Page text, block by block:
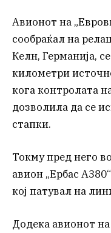
Авионот на
сообраќал на
Келн, Германија,
километри
кога контролата
дозволила да се
стапки.
Токму пред него
авион „Ербас
кој патувал на
Додека авионот